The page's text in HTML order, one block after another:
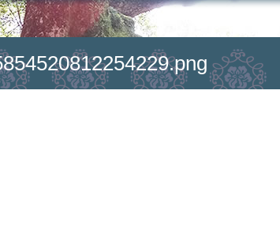
祷・ご祈願とは
祈願
参り
三詣
のお祝い
結婚式
い・方位除け
お祓い
祭
祭（神式の葬儀） 神社とは
お参りの作法